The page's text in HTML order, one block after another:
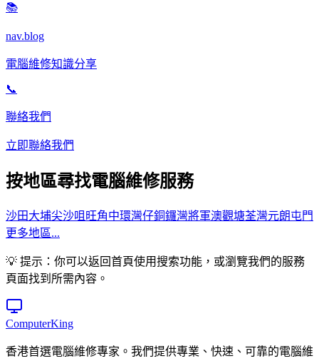
📚
nav.blog
電腦維修知識分享
📞
聯絡我們
立即聯絡我們
按地區尋找電腦維修服務
沙田大埔尖沙咀 旺角中環灣仔銅鑼灣將軍澳觀塘荃灣元朗屯門
更多地區...
💡 提示：你可以返回首頁使用搜索功能，或瀏覽我們的服務
頁面找到所需內容。
ComputerKing
香港首選電腦維修專家。我們提供專業、快速、可靠的電腦維